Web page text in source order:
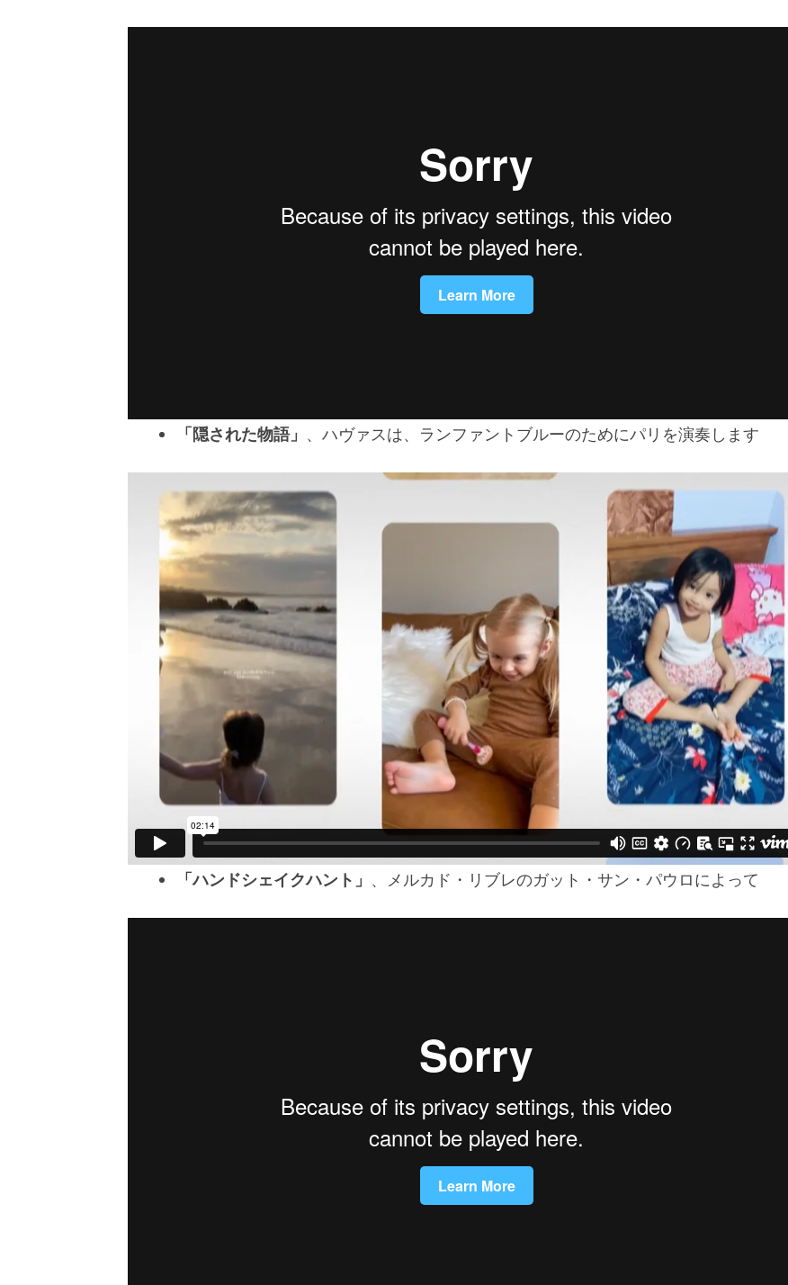
「隠された物語」 、ハヴァスは、ランファントブルーのためにパリを演奏します
「ハンドシェイクハント」 、メルカド・リブレのガット・サン・パウロによって